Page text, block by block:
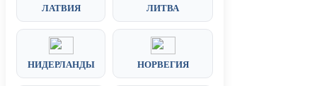
ЛАТВИЯ ЛИТВА
НИДЕРЛАНДЫ НОРВЕГИЯ